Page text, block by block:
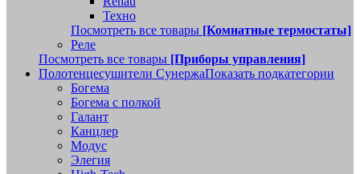
Техно
Посмотреть все товары [Комнатные термостаты]
Реле
Посмотреть все товары [Приборы управления]
Полотенцесушители СунержаПоказать подкатегории
Богема
Богема с полкой
Галант
Канцлер
Модус
Элегия